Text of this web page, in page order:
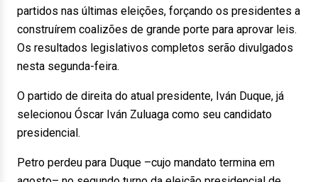
partidos nas últimas eleições, forçando os presidentes a
construírem coalizões de grande porte para aprovar leis.
Os resultados legislativos completos serão divulgados
nesta segunda-feira.
O partido de direita do atual presidente, Iván Duque, já
selecionou Óscar Iván Zuluaga como seu candidato
presidencial.
Petro perdeu para Duque –cujo mandato termina em